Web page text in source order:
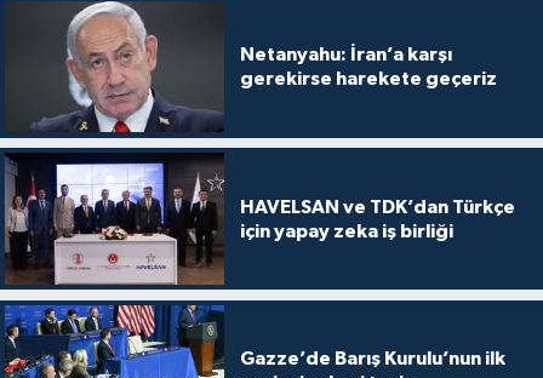
Netanyahu: İran’a karşı
gerekirse harekete geçeriz
HAVELSAN ve TDK’dan Türkçe
için yapay zeka iş birliği
Gazze’de Barış Kurulu’nun ilk